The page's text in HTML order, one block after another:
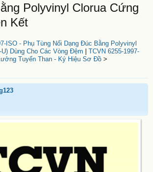
Polyvinyl Clorua Cứng
Kết
ISO - Phụ Tùng Nối Dạng Đúc Bằng Polyvinyl
Dùng Cho Các Vòng Đệm
TCVN 6255-1997-
Tuyển Than - Ký Hiệu Sơ Đồ>